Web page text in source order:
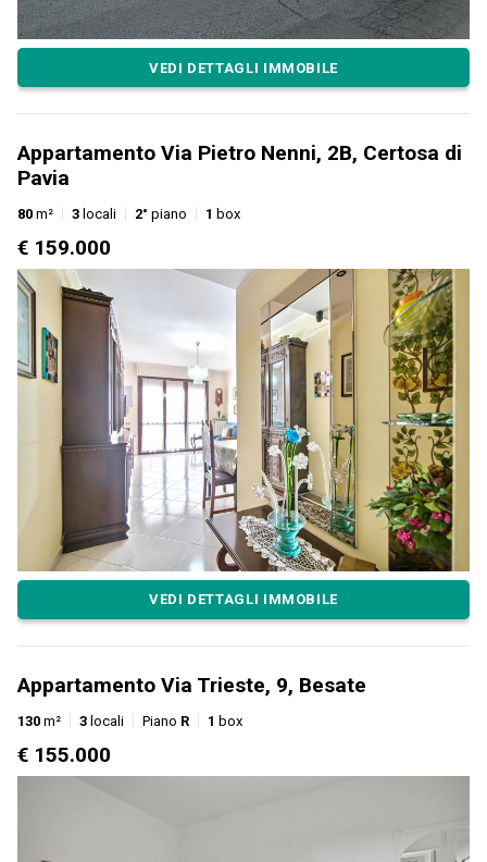
VEDI DETTAGLI IMMOBILE
Appartamento Via Pietro Nenni, 2B, Certosa di
Pavia
80 m² 3 locali 2° piano 1 box
€ 159.000
VEDI DETTAGLI IMMOBILE
Appartamento Via Trieste, 9, Besate
130 m² 3 locali Piano R 1 box
€ 155.000